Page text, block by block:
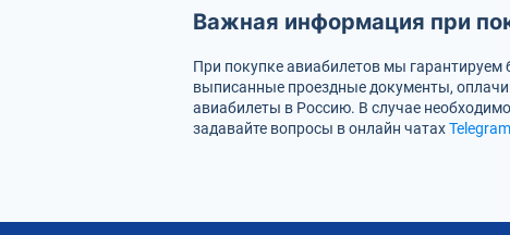
Важная информация при
При покупке авиабилетов мы
выписанные проездные документы,
авиабилеты в Россию. В случае
задавайте вопросы в онлайн чатахTelegram